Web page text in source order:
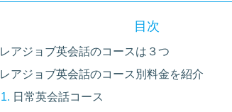
目次
レアジョブ英会話のコースは３つ
レアジョブ英会話のコース別料金を紹介
日常英会話コース